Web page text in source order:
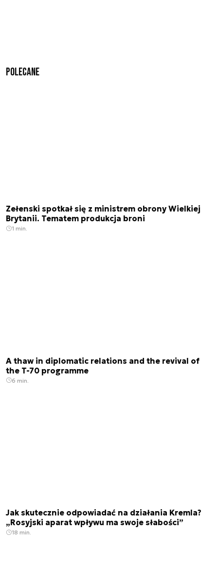
Polecane
Zełenski spotkał się z ministrem obrony Wielkiej
Brytanii. Tematem produkcja broni
1 min.
A thaw in diplomatic relations and the revival of
the T-70 programme
6 min.
Jak skutecznie odpowiadać na działania Kremla?
„Rosyjski aparat wpływu ma swoje słabości”
18 min.